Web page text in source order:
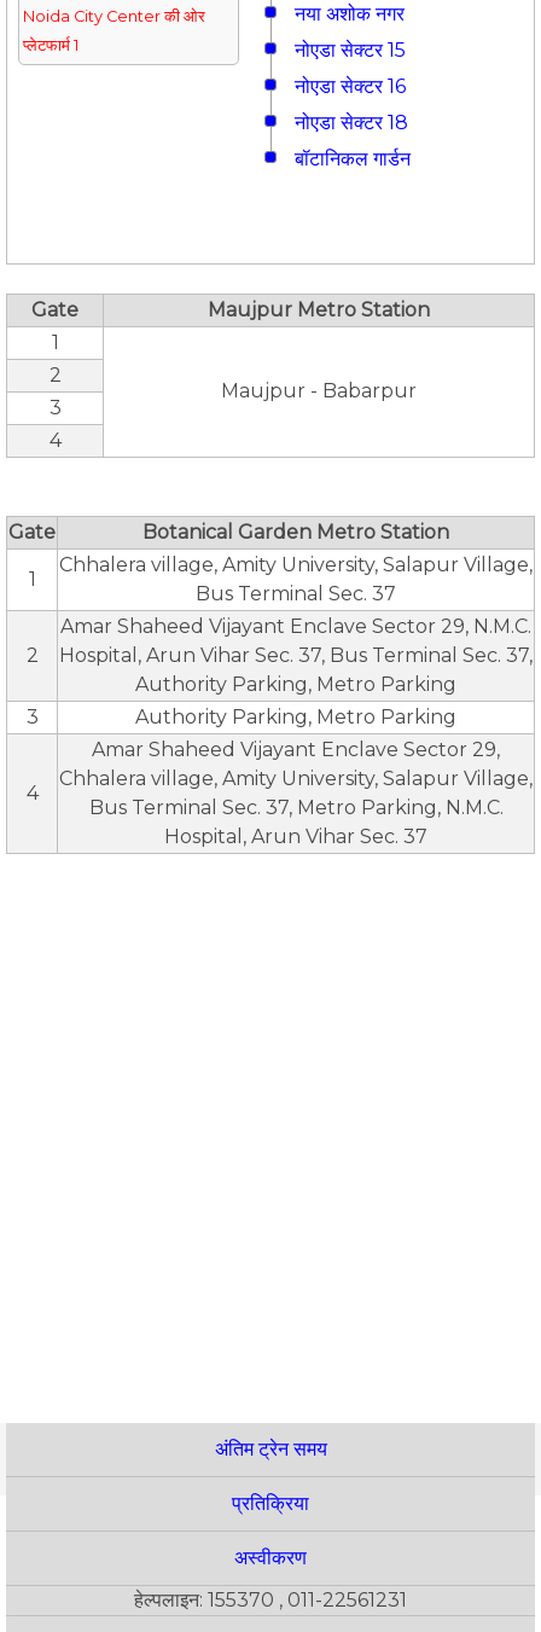
Noida City Center की ओर
प्लेटफार्म 1
नया अशोक नगर
नोएडा सेक्टर 15
नोएडा सेक्टर 16
नोएडा सेक्टर 18
बॉटानिकल गार्डन
Gate
Maujpur Metro Station
1
Maujpur - Babarpur
2
3
4
Gate Botanical Garden Metro Station
1
Chhalera village, Amity University, Salapur Village,
Bus Terminal Sec. 37
2
Amar Shaheed Vijayant Enclave Sector 29, N.M.C.
Hospital, Arun Vihar Sec. 37, Bus Terminal Sec. 37,
Authority Parking, Metro Parking
3
Authority Parking, Metro Parking
4
Amar Shaheed Vijayant Enclave Sector 29,
Chhalera village, Amity University, Salapur Village,
Bus Terminal Sec. 37, Metro Parking, N.M.C.
Hospital, Arun Vihar Sec. 37
अंतिम ट्रेन समय
प्रतिक्रिया
अस्वीकरण
हेल्पलाइन: 155370 , 011-22561231